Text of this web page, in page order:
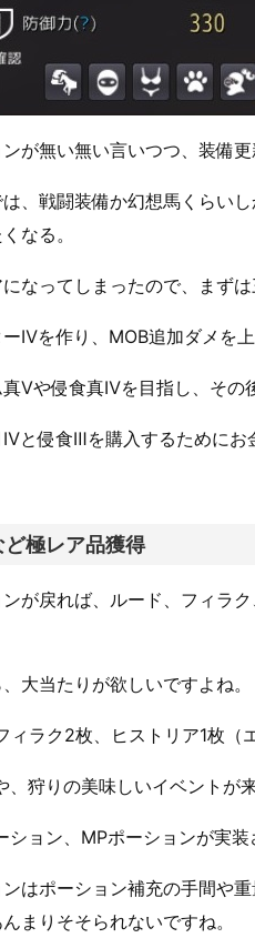
が無い無い言いつつ、装備更
、戦闘装備か幻想馬くらい
なる。
なってしまったので、まず
Ⅳを作り、MOB追加ダメを上
Ⅴや侵食真Ⅳを目指し、その
と侵食Ⅲを購入するためにお
極レア品獲得
が戻れば、ルード、フィラ
大当たりが欲しいですよね。
ィラク2枚、ヒストリア1枚（
、狩りの美味しいイベントが
ション、MPポーションが実
はポーション補充の手間や
まりそそられないですね。